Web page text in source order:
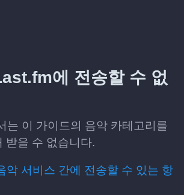
에 전송할 수 없
는 이 가이드의 음악 카테고리를
받을 수 없습니다.
악 서비스 간에 전송할 수 있는 항